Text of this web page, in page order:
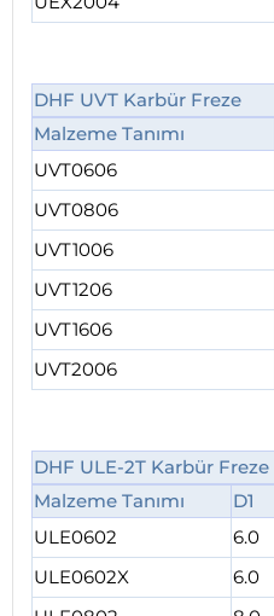
DHF UVT Karbür Freze
Malzeme Tanımı
UVT0606
UVT0806
UVT1006
UVT1206
UVT1606
UVT2006
DHF ULE-2T Karbür Freze
Malzeme Tanımı
D1
ULE0602
6.0
ULE0602X
6.0